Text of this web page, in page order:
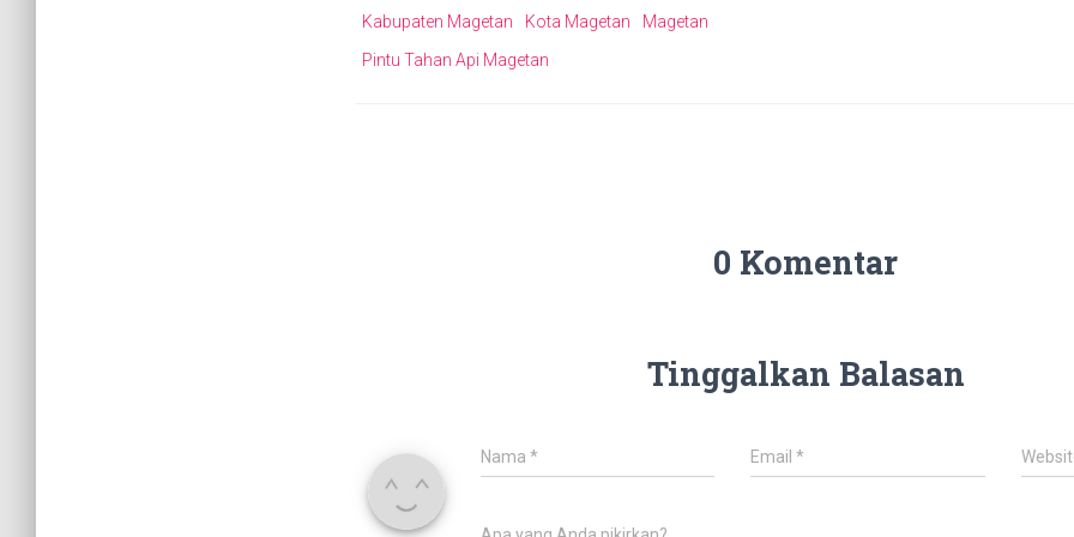
Kabupaten Magetan Kota Magetan
Magetan
Pintu Tahan Api Magetan
0 Komentar
Tinggalkan Balasan
Nama * Email*